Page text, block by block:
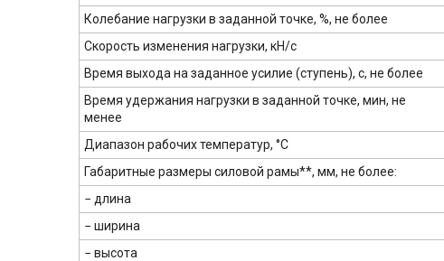
Колебание нагрузки в задан­ной точке, %, не более
Скорость изменения нагрузки, кН/с
Время выхода на заданное усилие (ступень), с, не более
Время удержания нагрузки в заданной точке, мин, не
менее
Диапазон рабочих температур, °С
Габаритные размеры силовой рамы**, мм, не более:
− длина
− ширина
− высота